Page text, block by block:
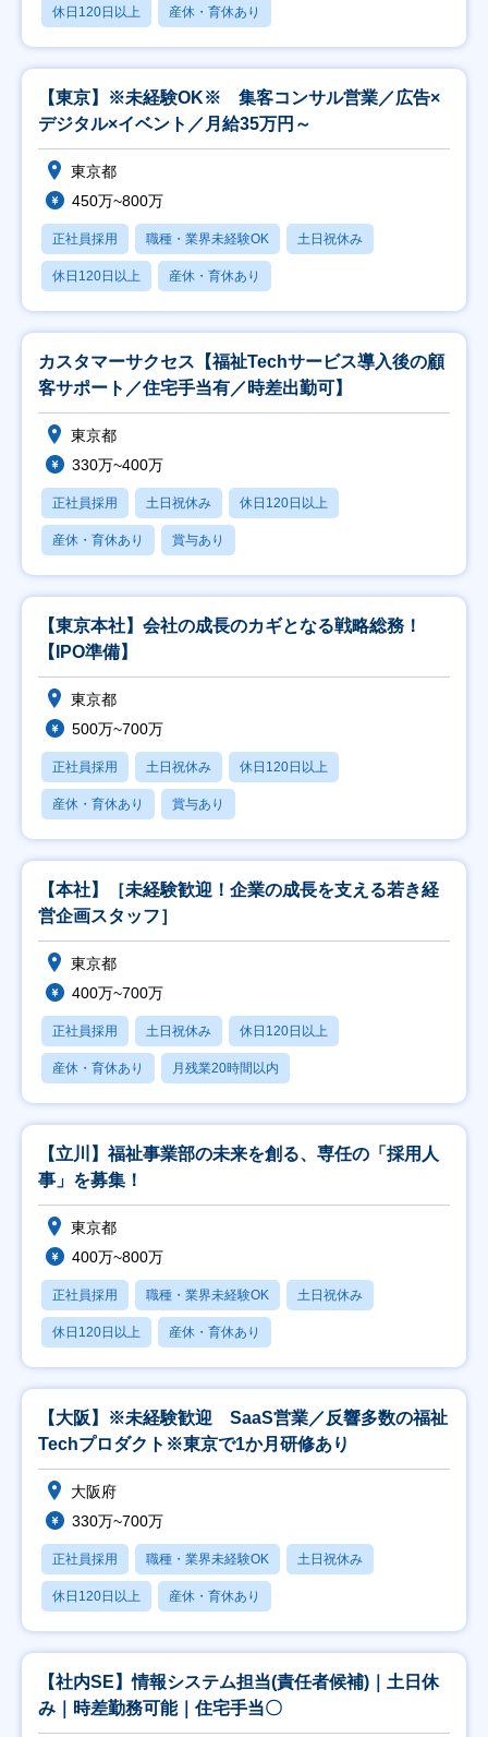
休日120日以上 産休・育休あり
【東京】※未経験OK※ 集客コンサル営業／広告×
デジタル×イベント／月給35万円～
東京都
450万~800万
正社員採用 職種・業界未経験OK 土日祝休み
休日120日以上 産休・育休あり
カスタマーサクセス【福祉Techサービス導入後の顧
客サポート／住宅手当有／時差出勤可】
東京都
330万~400万
正社員採用 土日祝休み 休日120日以上
産休・育休あり 賞与あり
【東京本社】会社の成長のカギとなる戦略総務！
【IPO準備】
東京都
500万~700万
正社員採用 土日祝休み 休日120日以上
産休・育休あり 賞与あり
【本社】［未経験歓迎！企業の成長を支える若き経
営企画スタッフ］
東京都
400万~700万
正社員採用 土日祝休み 休日120日以上
産休・育休あり 月残業20時間以内
【立川】福祉事業部の未来を創る、専任の「採用人
事」を募集！
東京都
400万~800万
正社員採用 職種・業界未経験OK 土日祝休み
休日120日以上 産休・育休あり
【大阪】※未経験歓迎 SaaS営業／反響多数の福祉
Techプロダクト※東京で1か月研修あり
大阪府
330万~700万
正社員採用 職種・業界未経験OK 土日祝休み
休日120日以上 産休・育休あり
【社内SE】情報システム担当(責任者候補)｜土日休
み｜時差勤務可能｜住宅手当〇